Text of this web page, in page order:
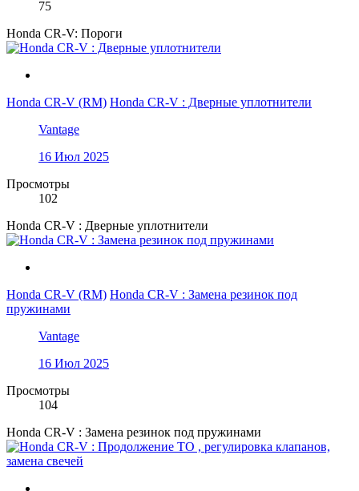
75
Honda CR-V: Пороги
Honda CR-V (RM) Honda CR-V : Дверные уплотнители
Vantage
16 Июл 2025
Просмотры
102
Honda CR-V : Дверные уплотнители
Honda CR-V (RM) Honda CR-V : Замена резинок под
пружинами
Vantage
16 Июл 2025
Просмотры
104
Honda CR-V : Замена резинок под пружинами